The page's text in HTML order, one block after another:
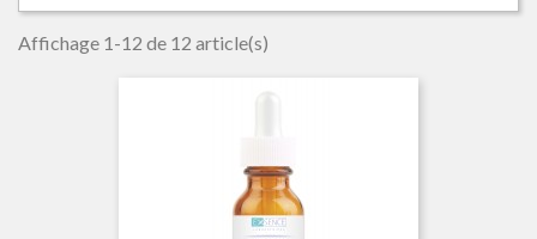
Affichage 1-12 de 12 article(s)